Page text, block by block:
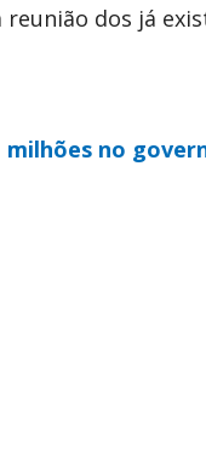
reunião dos já
no